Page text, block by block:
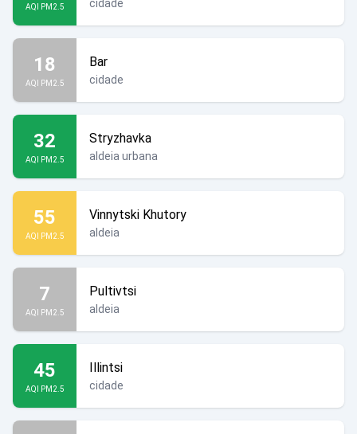
AQI PM2.5 cidade
18
AQI PM2.5
Bar
cidade
32
AQI PM2.5
Stryzhavka
aldeia urbana
55
AQI PM2.5
Vinnytski Khutory
aldeia
7
AQI PM2.5
Pultivtsi
aldeia
45
AQI PM2.5
Illintsi
cidade